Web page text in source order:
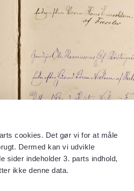
cookies. Det gør vi for at måle
Dermed kan vi udvikle
sider indeholder 3. parts indhold,
ikke denne data.